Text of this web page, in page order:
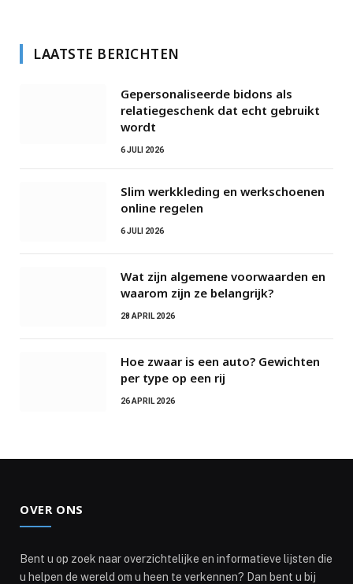
LAATSTE BERICHTEN
Gepersonaliseerde bidons als
relatiegeschenk dat echt gebruikt
wordt
6 JULI 2026
Slim werkkleding en werkschoenen
online regelen
6 JULI 2026
Wat zijn algemene voorwaarden en
waarom zijn ze belangrijk?
28 APRIL 2026
Hoe zwaar is een auto? Gewichten
per type op een rij
26 APRIL 2026
OVER ONS
Bent u op zoek naar overzichtelijke en informatieve lijsten die
u helpen de wereld om u heen te verkennen? Dan bent u bij